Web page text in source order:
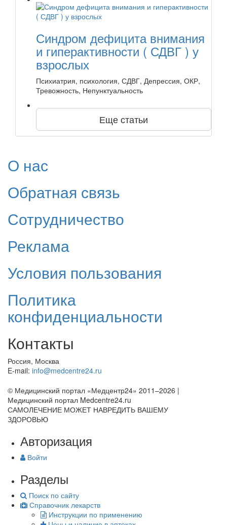
Синдром дефицита внимания
и гиперактивности ( СДВГ ) у
взрослых
Психиатрия, психология, СДВГ, Депрессия, ОКР,
Тревожность, Непунктуальность
Еще статьи
О нас
Обратная связь
Сотрудничество
Реклама
Условия пользования
Политика
конфиденциальности
Контакты
Россия, Москва
E-mail: info@medcentre24.ru
© Медицинский портал «Медцентр24» 2011–2026 |
Медицинский портал Medcentre24.ru
САМОЛЕЧЕНИЕ МОЖЕТ НАВРЕДИТЬ ВАШЕМУ
ЗДОРОВЬЮ
Авторизация
Войти
Разделы
Поиск по сайту
Справочник лекарств
Инструкции по применению